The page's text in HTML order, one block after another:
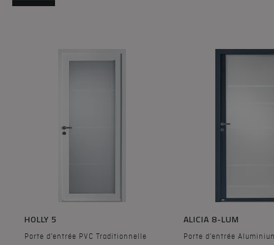
HOLLY 5
Porte d'entrée PVC Traditionnelle
ALICIA 8-LUM
Porte d'entrée